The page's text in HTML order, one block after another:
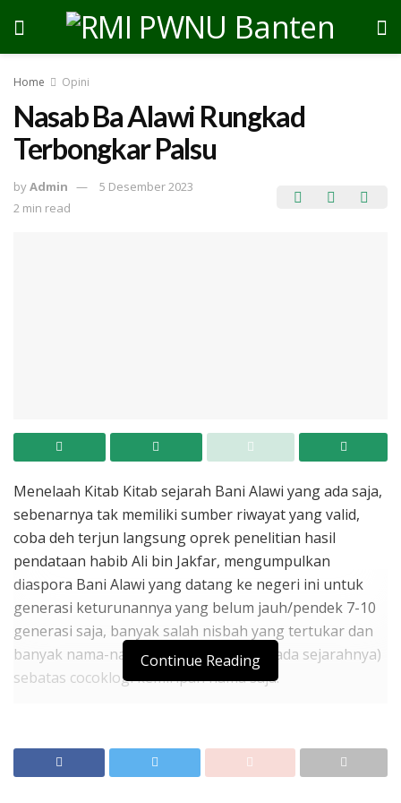
Home Opini
Nasab Ba Alawi Rungkad
Terbongkar Palsu
byAdmin
5 Desember 2023
2 min read
Menelaah Kitab Kitab sejarah Bani Alawi yang ada saja,
sebenarnya tak memiliki sumber riwayat yang valid,
coba deh terjun langsung oprek penelitian hasil
pendataan habib Ali bin Jakfar, mengumpulkan
diaspora Bani Alawi yang datang ke negeri ini untuk
generasi keturunannya yang belum jauh/pendek 7-10
generasi saja, banyak salah nisbah yang tertukar dan
banyak nama-nama diduga fiktif (tidak ada sejarahnya)
sebatas cocoklogi kemiripan nama saja.
amburadul bani Alawi ini mau melawan keakuratan Tes
Continue Reading